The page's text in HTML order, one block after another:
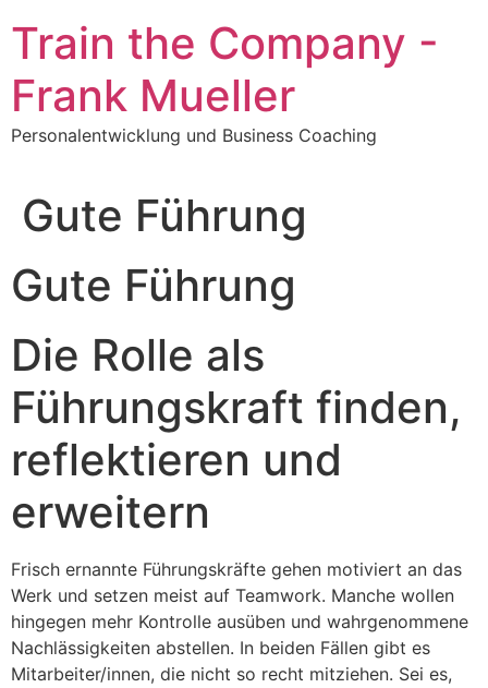
Inhalt
springen
Train the Company -
Frank Mueller
Personalentwicklung und Business Coaching
Gute Führung
Gute Führung
Die Rolle als
Führungskraft finden,
reflektieren und
erweitern
Frisch ernannte Führungskräfte gehen motiviert an das
Werk und setzen meist auf Teamwork. Manche wollen
hingegen mehr Kontrolle ausüben und wahrgenommene
Nachlässigkeiten abstellen. In beiden Fällen gibt es
Mitarbeiter/innen, die nicht so recht mitziehen. Sei es,